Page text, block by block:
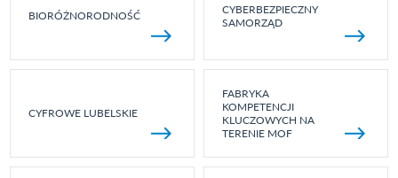
BIORÓŻNORODNOŚĆ
CYBERBEZPIECZNY
SAMORZĄD
CYFROWE LUBELSKIE
FABRYKA
KOMPETENCJI
KLUCZOWYCH NA
TERENIE MOF